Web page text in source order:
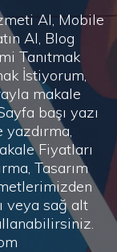
Al, Mobile
Al, Blog
Tanıtmak
İstiyorum,
makale
başı yazı
Fiyatları
Tasarım
veya sağ alt